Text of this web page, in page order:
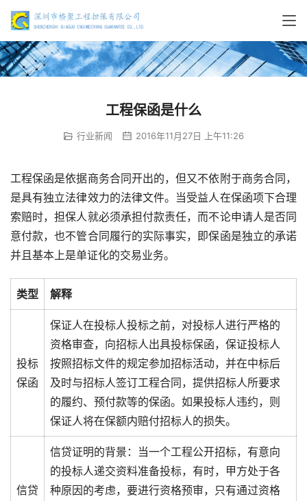
工程保函是什么
行业新闻 2016年11月27日 上午11:26
工程保函是依据商务合同开出的，但又不依附于商务合同，
是具有独立法律效力的法律文件。当受益人在保函项下合理
索赔时，担保人就必须承担付款责任，而不论申请人是否同
意付款，也不管合同履行的实际事实，即保函是独立的承诺
并且基本上是单证化的交易业务。
类型 解释
投标
保函
保证人在投标人投标之前，对投标人进行严格的
资格审查，向招标人出具投标保函，保证投标人
按照招标文件的规定参加招标活动，并在中标后
及时与招标人签订工程合同，提供招标人所要求
的履约、预付款等的保函。如果投标人违约，则
保证人将在保额内赔付招标人的损失。
信贷
信贷证明的背景：当一个工程公开招标，有意向
的投标人递交资料准备投标，有时，甲方处于各
种原因的考虑，要进行资格预审，只有通过资格